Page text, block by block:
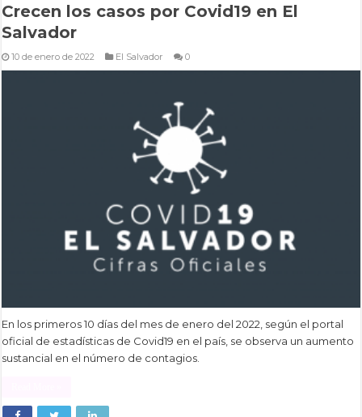
Crecen los casos por Covid19 en El
Salvador
10 de enero de 2022 El Salvador 0
En los primeros 10 días del mes de enero del 2022, según el portal
oficial de estadísticas de Covid19 en el país, se observa un aumento
sustancial en el número de contagios.